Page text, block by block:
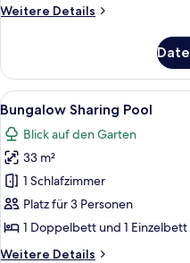
anzeigen
Weitere Details
Weitere
Bedroom
Villa
Private
Alle
Fotos
für
Bungalow
Sharing
Pool
anzeigen
6
Bungalow Sharing Pool
Blick auf den Garten
33 m²
1 Schlafzimmer
Platz für 3 Personen
1 Doppelbett und 1 Einzelbett
Weitere Details
Weitere